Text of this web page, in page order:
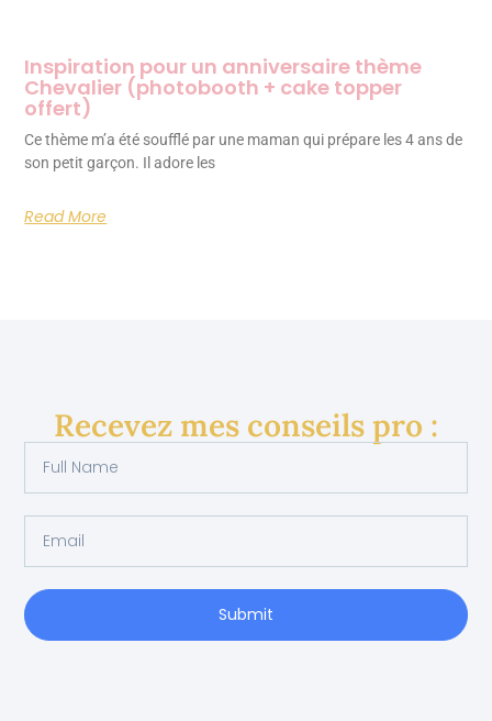
Inspiration pour un anniversaire thème
Chevalier (photobooth + cake topper
offert)
Ce thème m’a été soufflé par une maman qui prépare les 4 ans de
son petit garçon. Il adore les
Read More
Recevez mes conseils pro :
Submit